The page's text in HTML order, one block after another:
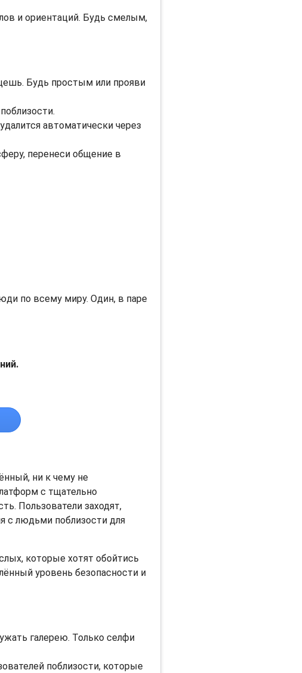
и ориентаций. Будь смелым,
Будь простым или прояви
автоматически через
перенеси общение в
по всему миру. Один, в паре
ни к чему не
с тщательно
Пользователи заходят,
с людьми поблизости для
которые хотят обойтись
уровень безопасности и
галерею. Только селфи
поблизости, которые